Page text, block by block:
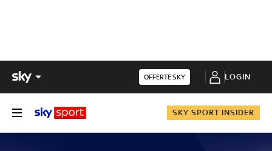
OFFERTE SKY LOGIN
SKY SPORT INSIDER